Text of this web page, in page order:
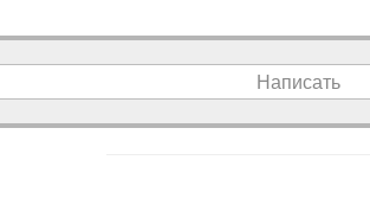
Написать